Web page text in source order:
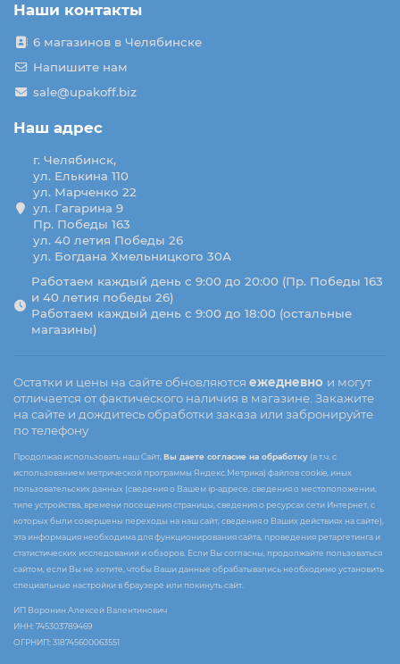
Наши контакты
6 магазинов в Челябинске
Напишите нам
sale@upakoff.biz
Наш адрес
г. Челябинск,
ул. Елькина 110
ул. Марченко 22
ул. Гагарина 9
Пр. Победы 163
ул. 40 летия Победы 26
ул. Богдана Хмельницкого 30А
Работаем каждый день с 9:00 до 20:00 (Пр. Победы 163
и 40 летия победы 26)
Работаем каждый день с 9:00 до 18:00 (остальные
магазины)
Остатки и цены на сайте обновляются ежедневно и могут
отличается от фактического наличия в магазине. Закажите
на сайте и дождитесь обработки заказа или забронируйте
по телефону
Продолжая использовать наш Сайт, Вы даете согласие на обработку (в т.ч. с
использованием метрической программы Яндекс.Метрика) файлов cookie, иных
пользовательских данных (сведения о Вашем ip-адресе, сведения о местоположении,
типе устройства, времени посещения страницы, сведения о ресурсах сети Интернет, с
которых были совершены переходы на наш сайт, сведения о Ваших действиях на сайте),
эта информация необходима для функционирования сайта, проведения ретаргетинга и
статистических исследований и обзоров. Если Вы согласны, продолжайте пользоваться
сайтом, если Вы не хотите, чтобы Ваши данные обрабатывались необходимо установить
специальные настройки в браузере или покинуть сайт.
ИП Воронин Алексей Валентинович
ИНН: 745303789469
ОГРНИП: 318745600063551